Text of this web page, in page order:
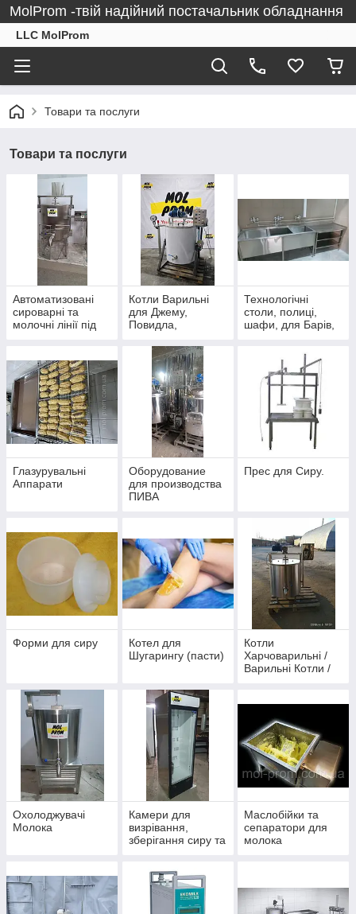
MolProm -твій надійний постачальник обладнання
LLC MolProm
Товари та послуги
Товари та послуги
Автоматизовані
сироварні та
молочні лінії під
Котли Варильні
для Джему,
Повидла,
Технологічні
столи, полиці,
шафи, для Барів,
Глазурувальні
Аппарати
Оборудование
для производства
ПИВА
Прес для Сиру.
Форми для сиру
Котел для
Шугарингу (пасти)
Котли
Харчоварильні /
Варильні Котли /
Охолоджувачі
Молока
Камери для
визрівання,
зберігання сиру та
Маслобійки та
сепаратори для
молока